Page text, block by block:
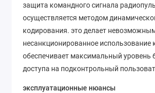
защита командного сигнала
осуществляется методом
кодирования. это делает
несанкционированное использование
обеспечивает максимальный уровень
доступа на подконтрольный
эксплуатационные нюансы